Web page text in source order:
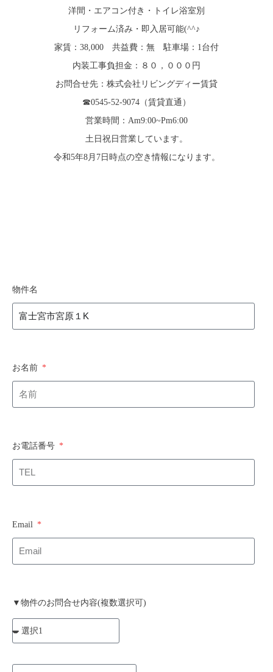
洋間・エアコン付き・トイレ浴室別
リフォーム済み・即入居可能(^^♪
家賃：38,000 共益費：無 駐車場：1台付
内装工事負担金：８０，０００円
お問合せ先：株式会社リビングディー賃貸
☎0545-52-9074（賃貸直通）
営業時間：Am9:00~Pm6:00
土日祝日営業しています。
令和5年8月7日時点の空き情報になります。
物件名
お名前
お電話番号
Email
▼物件のお問合せ内容(複数選択可)